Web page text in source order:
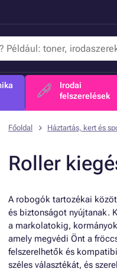
Irodai
felszerelések
Főoldal Háztartás, kert és
Roller
A robogók tartozékai
és biztonságot nyújtanak.
a markolatokig,
amely megvédi Önt a
felszerelhetők és
széles választékát, és